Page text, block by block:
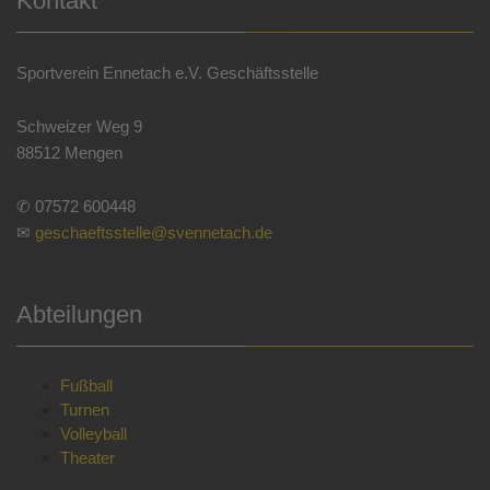
Sportverein Ennetach e.V. Geschäftsstelle
Schweizer Weg 9
88512 Mengen
✆ 07572 600448
✉ geschaeftsstelle@svennetach.de
Abteilungen
Fußball
Turnen
Volleyball
Theater